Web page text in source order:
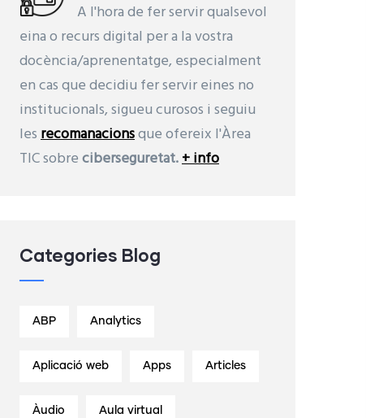
A l'hora de fer servir qualsevol
eina o recurs digital per a la vostra
docència/aprenentatge, especialment
en cas que decidiu fer servir eines no
institucionals, sigueu curosos i seguiu
lesrecomanacionsque ofereix l'Àrea
TIC sobreciberseguretat.+ info
Categories Blog
ABP Analytics
Aplicació web Apps Articles
Àudio Aula virtual